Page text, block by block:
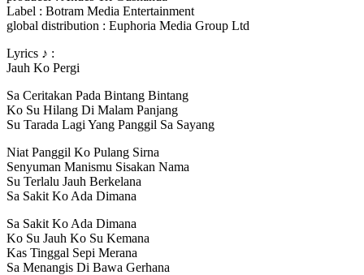
Label : Botram Media Entertainment
global distribution : Euphoria Media Group Ltd
Lyrics ♪ :
Jauh Ko Pergi
Sa Ceritakan Pada Bintang Bintang
Ko Su Hilang Di Malam Panjang
Su Tarada Lagi Yang Panggil Sa Sayang
Niat Panggil Ko Pulang Sirna
Senyuman Manismu Sisakan Nama
Su Terlalu Jauh Berkelana
Sa Sakit Ko Ada Dimana
Sa Sakit Ko Ada Dimana
Ko Su Jauh Ko Su Kemana
Kas Tinggal Sepi Merana
Sa Menangis Di Bawa Gerhana